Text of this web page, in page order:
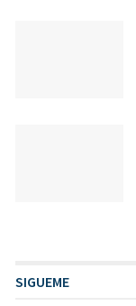
SIGUEME